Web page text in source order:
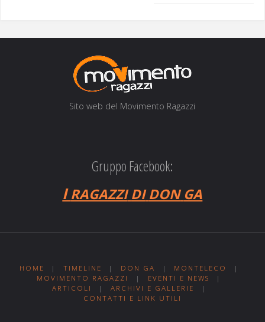
Sito web del Movi­men­to Ragazzi
Gruppo Facebook:
IRAGAZZI DI DON GA
HOME | TIMELINE | DON GA | MONTELECO
|
MOVIMENTO RAGAZZI
| EVENTI E NEWS
|
ARTICOLI
| ARCHIVI E GALLERIE
|
CONTATTI E LINK UTILI